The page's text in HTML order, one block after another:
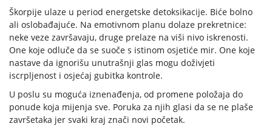
Škorpije ulaze u period energetske detoksikacije. Biće bolno
ali oslobađajuće. Na emotivnom planu dolaze prekretnice:
neke veze završavaju, druge prelaze na viši nivo iskrenosti.
One koje odluče da se suoče s istinom osjetiće mir. One koje
nastave da ignorišu unutrašnji glas mogu doživjeti
iscrpljenost i osjećaj gubitka kontrole.
U poslu su moguća iznenađenja, od promene položaja do
ponude koja mijenja sve. Poruka za njih glasi da se ne plaše
završetaka jer svaki kraj znači novi početak.